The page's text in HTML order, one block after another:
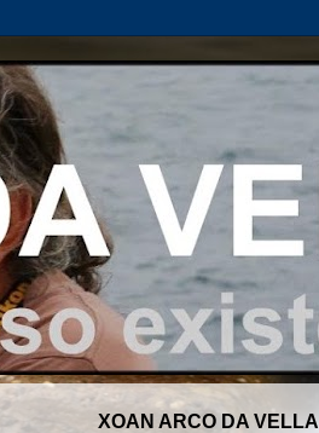
XOAN ARCO DA VELLA